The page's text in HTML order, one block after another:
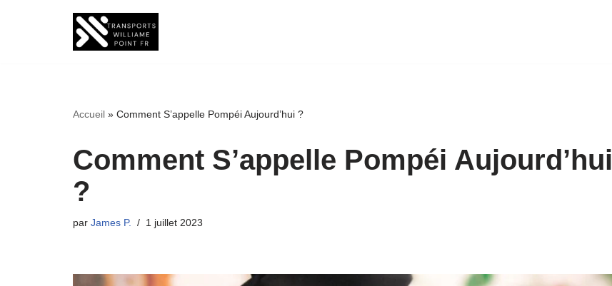
Accueil » Comment S’appelle Pompéi Aujourd’hui ?
Comment S’appelle Pompéi Aujourd’hui
?
par James P. 1 juillet 2023